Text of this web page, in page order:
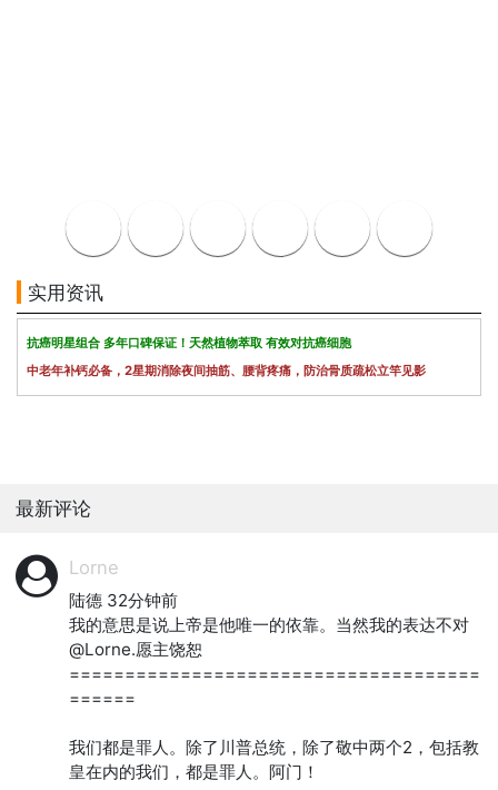
实用资讯
抗癌明星组合 多年口碑保证！天然植物萃取 有效对抗癌细胞
中老年补钙必备，2星期消除夜间抽筋、腰背疼痛，防治骨质疏松立竿见影
最新评论
Lorne
陆德 32分钟前
我的意思是说上帝是他唯一的依靠。当然我的表达不对
@Lorne.愿主饶恕
=====================================
======
我们都是罪人。除了川普总统，除了敬中两个2，包括教
皇在内的我们，都是罪人。阿门！